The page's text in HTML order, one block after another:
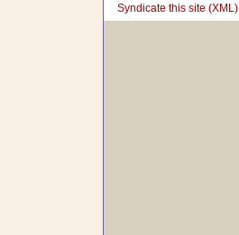
Syndicate this site (XML)